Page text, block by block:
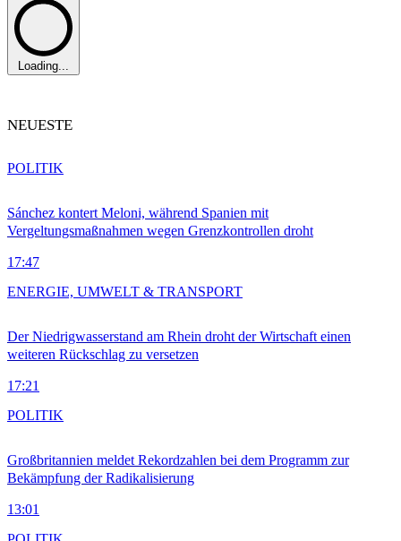
Loading...
NEUESTE
Sánchez kontert Meloni, während Spanien mit
Vergeltungsmaßnahmen wegen Grenzkontrollen droht
17:47
POLITIK
Der Niedrigwasserstand am Rhein droht der Wirtschaft einen
weiteren Rückschlag zu versetzen
17:21
ENERGIE, UMWELT & TRANSPORT
Großbritannien meldet Rekordzahlen bei dem Programm zur
Bekämpfung der Radikalisierung
13:01
POLITIK